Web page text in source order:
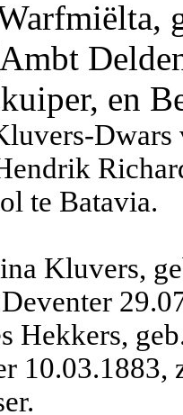
en
te Batavia.
Kluvers,
Hekkers,
10.03.1883,